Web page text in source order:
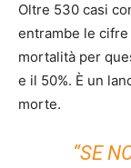
Oltre 530 casi
entrambe le cifre
mortalità per
e il 50%. È un
morte.
“SE